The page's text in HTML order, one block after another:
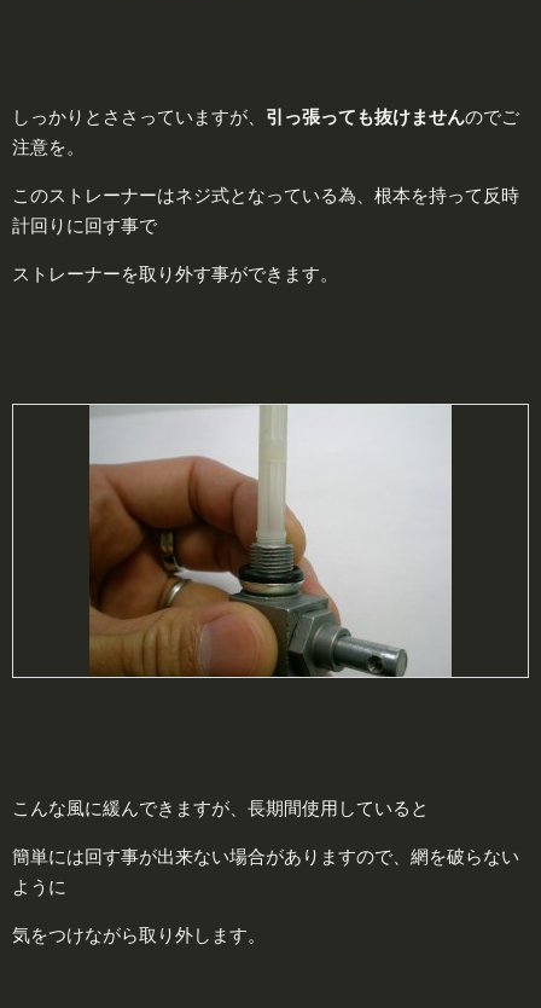
しっかりとささっていますが、 引っ張っても抜けませんのでご
注意を。
このストレーナーはネジ式となっている為、根本を持って反時
計回りに回す事で
ストレーナーを取り外す事ができます。
こんな風に緩んできますが、長期間使用していると
簡単には回す事が出来ない場合がありますので、網を破らない
ように
気をつけながら取り外します。